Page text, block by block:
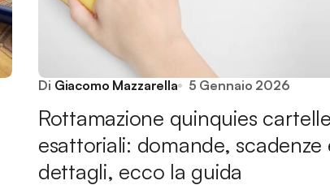
Di Giacomo Mazzarella 5 Gennaio 2026
Rottamazione quinquies cartelle
esattoriali: domande, scadenze
dettagli, ecco la guida